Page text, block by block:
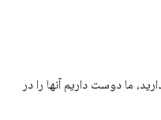
ما دوست داریم آنها را در